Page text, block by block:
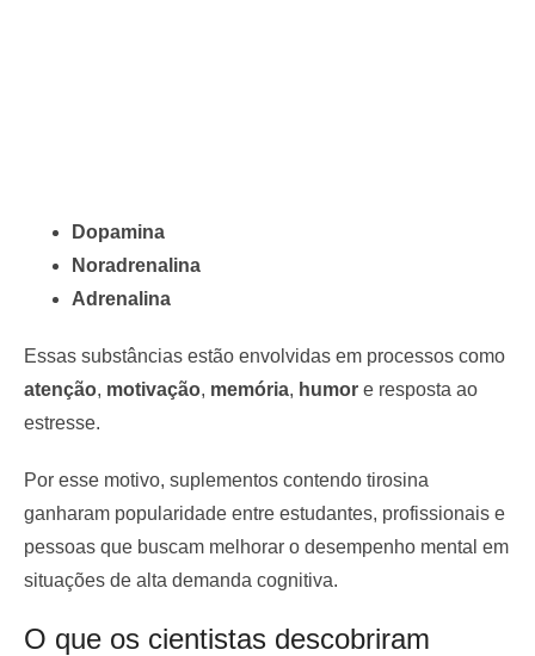
Dopamina
Noradrenalina
Adrenalina
Essas substâncias estão envolvidas em processos como
atenção, motivação, memória, humor e resposta ao
estresse.
Por esse motivo, suplementos contendo tirosina
ganharam popularidade entre estudantes, profissionais e
pessoas que buscam melhorar o desempenho mental em
situações de alta demanda cognitiva.
O que os cientistas descobriram